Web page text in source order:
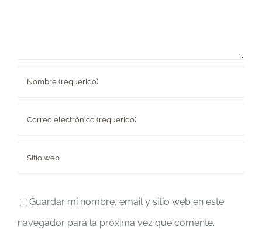
Guardar mi nombre, email y sitio web en este
navegador para la próxima vez que comente.